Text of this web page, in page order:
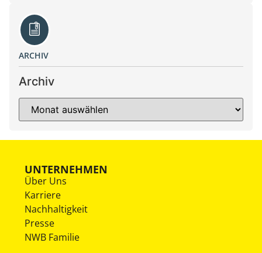
ARCHIV
Archiv
UNTERNEHMEN
Über Uns
Karriere
Nachhaltigkeit
Presse
NWB Familie